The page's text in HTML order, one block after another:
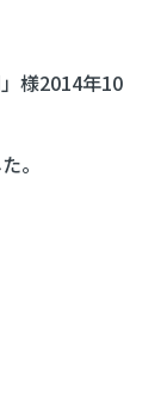
様2014年10
。